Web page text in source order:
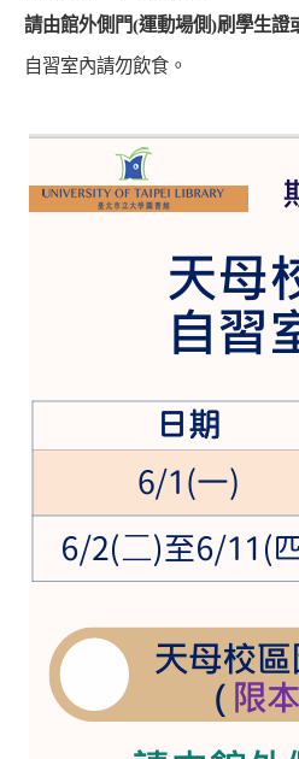
請由館外側門(運動場側)刷學生證
自習室內請勿飲食。